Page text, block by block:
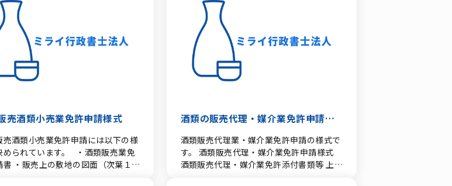
以下のように非常に厳しい要件が課されま
轄）： 外資系企業であっても取得は可能で
すが、厳格な設備要件（規定を満たす倉庫
の確保など）や、海外メーカーからの正規
の「販売代理権（代理店契約書）」などの
提出が求められます。 酒類卸売・小売ライ
者に直接販売する際に必要です。 なお、現
業する（いわゆる名義貸し）行為は、コン
プライアンス上の大きなリスクを伴うた
め、正規のディストリビューター（輸入代
手引き 酒
業免許申請書作成マニュアル 構造改
おける製造業免許の手引 手引きは
ァイルとなっています。ご覧するた
所要資金の額及び調達方法（次葉５） ・酒
販販売方法についての取組計画書（次葉
６） ・一般酒類小売業免許申請書チェック
表 ・酒類免許申請の免許要件誓約書 上記
様式はPDFファイルとなっています。ご覧
するためにはAdobe Readerが必要です。
wordファイルはこちら
売酒類小売業免許申請様式
売酒類小売業免許申請には以下の様
れています。 ・酒類販売業免
書 ・販売上の敷地の図面（次葉１）
酒類の販売代理・媒介業免許申請様
式
酒類販売代理業・媒介業免許申請の様式で
す。 酒類販売代理・媒介業免許申請様式
酒類販売代理・媒介業免許添付書類等 上記